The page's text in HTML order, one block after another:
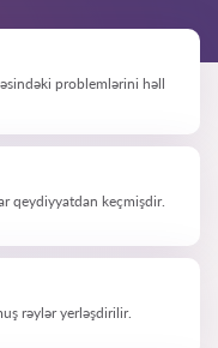
problemlərini həll
qeydiyyatdan keçmişdir.
rəylər yerləşdirilir.